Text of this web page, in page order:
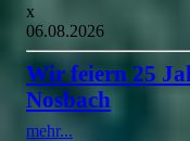
x
06.08.2026
Wir feiern 25
Nosbach
mehr...